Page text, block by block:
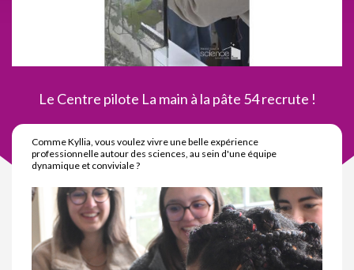
Le Centre pilote La main à la pâte 54 recrute !
Comme Kyllia, vous voulez vivre une belle expérience
professionnelle autour des sciences, au sein d'une équipe
dynamique et conviviale ?